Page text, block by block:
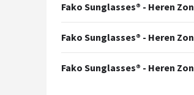
Montuurtjevoorjou
Fako Fashion®
Fako Sunglasses® - Heren
Fako Sunglasses® - Heren
Fako Sunglasses® - Heren